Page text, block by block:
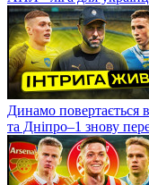
Динамо повертається
та Дніпро–1 знову